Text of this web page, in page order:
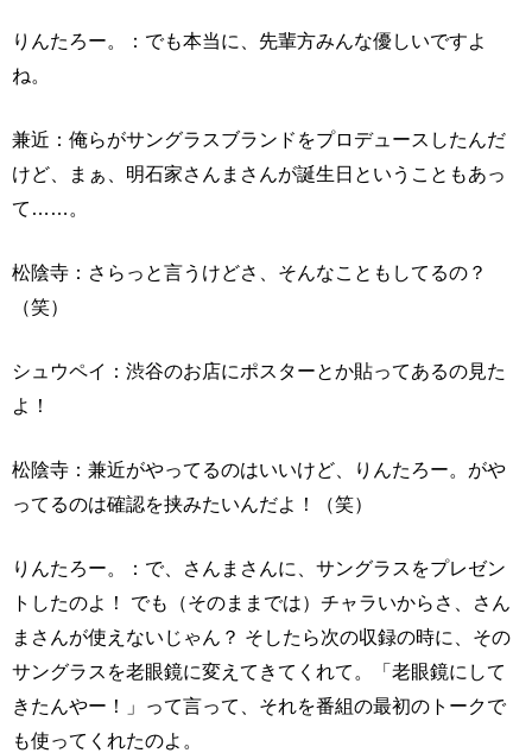
りんたろー。：でも本当に、先輩方みんな優しいですよ
ね。
兼近：俺らがサングラスブランドをプロデュースしたんだ
けど、まぁ、明石家さんまさんが誕生日ということもあっ
て……。
松陰寺：さらっと言うけどさ、そんなこともしてるの？
（笑）
シュウペイ：渋谷のお店にポスターとか貼ってあるの見た
よ！
松陰寺：兼近がやってるのはいいけど、りんたろー。がや
ってるのは確認を挟みたいんだよ！（笑）
りんたろー。：で、さんまさんに、サングラスをプレゼン
トしたのよ！ でも（そのままでは）チャラいからさ、さん
まさんが使えないじゃん？ そしたら次の収録の時に、その
サングラスを老眼鏡に変えてきてくれて。「老眼鏡にして
きたんやー！」って言って、それを番組の最初のトークで
も使ってくれたのよ。